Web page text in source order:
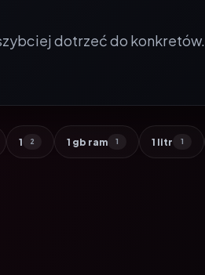
dotrzeć do konkretów.
1 2 1 gb ram 1 1 litr 1